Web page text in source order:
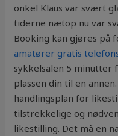
onkel Klaus var svært
tiderne nætop nu var
Booking kan gjøres på
amatører gratis
sykkelsalen 5 minutter
plassen din til en
handlingsplan for
tilstrekkelige og
likestilling. Det må en